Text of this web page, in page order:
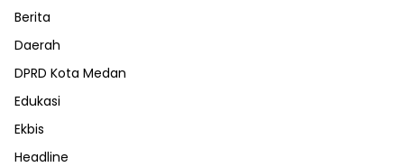
Berita
Daerah
DPRD Kota Medan
Edukasi
Ekbis
Headline